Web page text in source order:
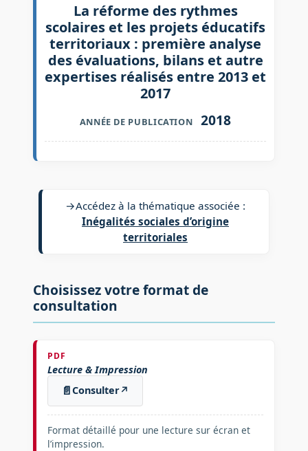
La réforme des rythmes
scolaires et les projets éducatifs
territoriaux : première analyse
des évaluations, bilans et autre
expertises réalisés entre 2013 et
2017
ANNÉE DE PUBLICATION 2018
→Accédez à la thématique associée :
Inégalités sociales d’origine
territoriales
Choisissez votre format de
consultation
PDF
Lecture & Impression
📄Consulter↗
Format détaillé pour une lecture sur écran et
l’impression.